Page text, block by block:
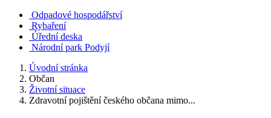
Odpadové hospodářství
Rybaření
Úřední deska
Národní park Podyjí
Úvodní stránka
Občan
Životní situace
Zdravotní pojištění českého občana mimo...